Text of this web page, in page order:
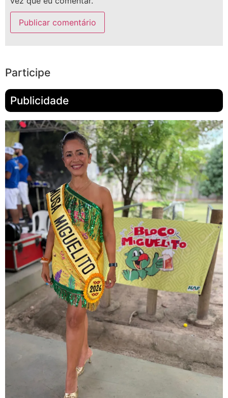
Participe
Publicidade